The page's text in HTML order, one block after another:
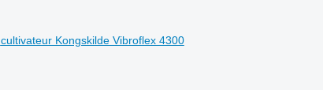
cultivateur Kongskilde Vibroflex 4300